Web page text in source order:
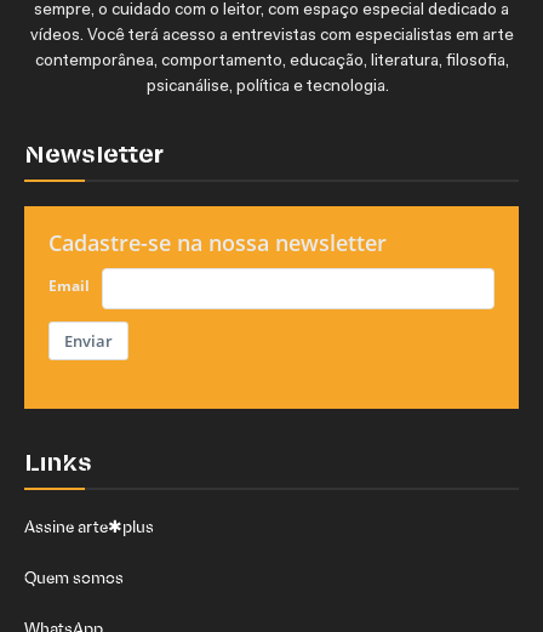
sempre, o cuidado com o leitor, com espaço especial dedicado a
vídeos. Você terá acesso a entrevistas com especialistas em arte
contemporânea, comportamento, educação, literatura, filosofia,
psicanálise, política e tecnologia.
Newsletter
Cadastre-se na nossa newsletter
Email
Enviar
Links
Assine arte✱plus
Quem somos